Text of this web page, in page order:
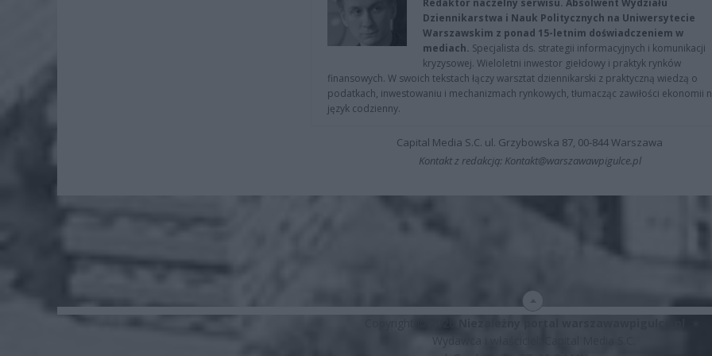
Redaktor naczelny serwisu. Absolwent Wydziału
Dziennikarstwa i Nauk Politycznych na Uniwersytecie
Warszawskim z ponad 15-letnim doświadczeniem w
mediach. Specjalista ds. strategii informacyjnych i komunikacji
kryzysowej. Wieloletni inwestor giełdowy i praktyk rynków
finansowych. W swoich tekstach łączy warsztat dziennikarski z praktyczną wiedzą o
podatkach, inwestowaniu i mechanizmach rynkowych, tłumacząc zawiłości ekonomii
język codzienny.
Capital Media S.C. ul. Grzybowska 87, 00-844 Warszawa
Kontakt z redakcją: Kontakt@warszawawpigulce.pl
Wydawca i właściciel: Capital Media S.C.